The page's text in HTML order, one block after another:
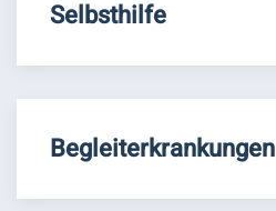
Selbsthilfe
Begleiterkrankungen